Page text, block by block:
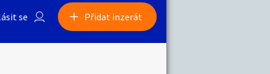
se Přidat inzerát
Sběratelství